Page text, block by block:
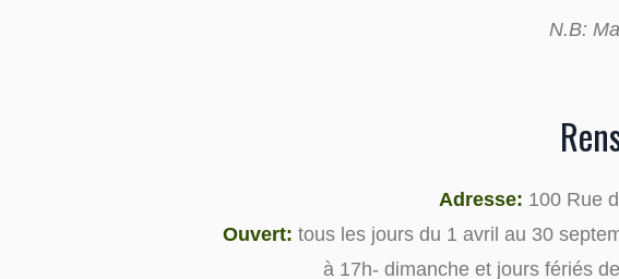
N.B:
Adresse: 100 Rue
Ouvert:tous les jours du 1 avril au 30
à 17h- dimanche et jours fériés